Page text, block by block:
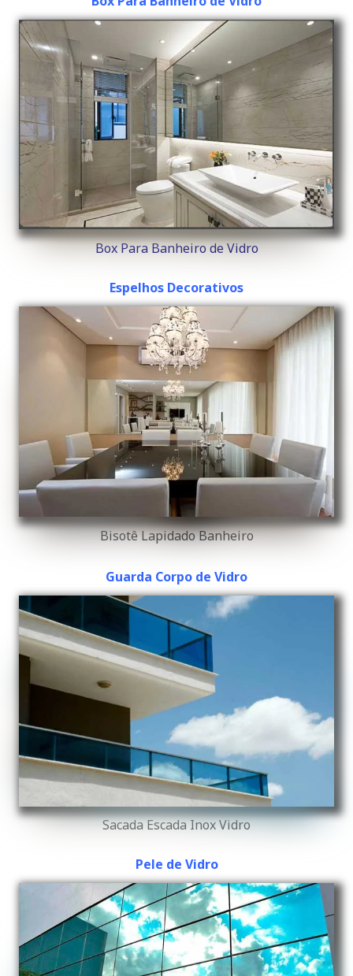
Box Para Banheiro de Vidro
Espelhos Decorativos
Bisotê Lapidado Banheiro
Guarda Corpo de Vidro
Sacada Escada Inox Vidro
Pele de Vidro